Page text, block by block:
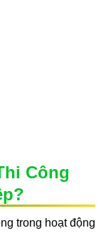
Công
trong hoạt động